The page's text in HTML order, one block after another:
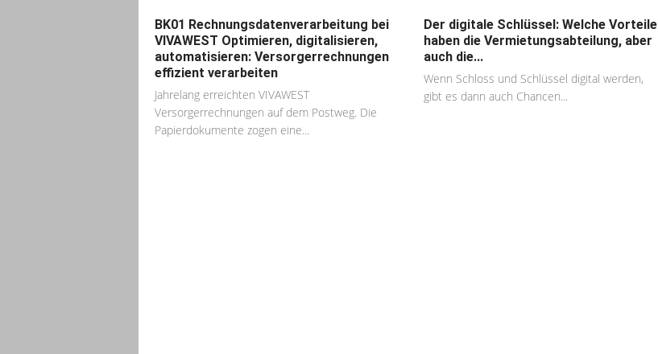
BK01 Rechnungsdatenverarbeitung bei
VIVAWEST Optimieren, digitalisieren,
automatisieren: Versorgerrechnungen
effizient verarbeiten
Jahrelang erreichten VIVAWEST
Versorgerrechnungen auf dem Postweg. Die
Papierdokumente zogen eine...
Der digitale Schlüssel: Welche Vorteile
haben die Vermietungsabteilung, aber
auch die...
Wenn Schloss und Schlüssel digital werden,
gibt es dann auch Chancen...